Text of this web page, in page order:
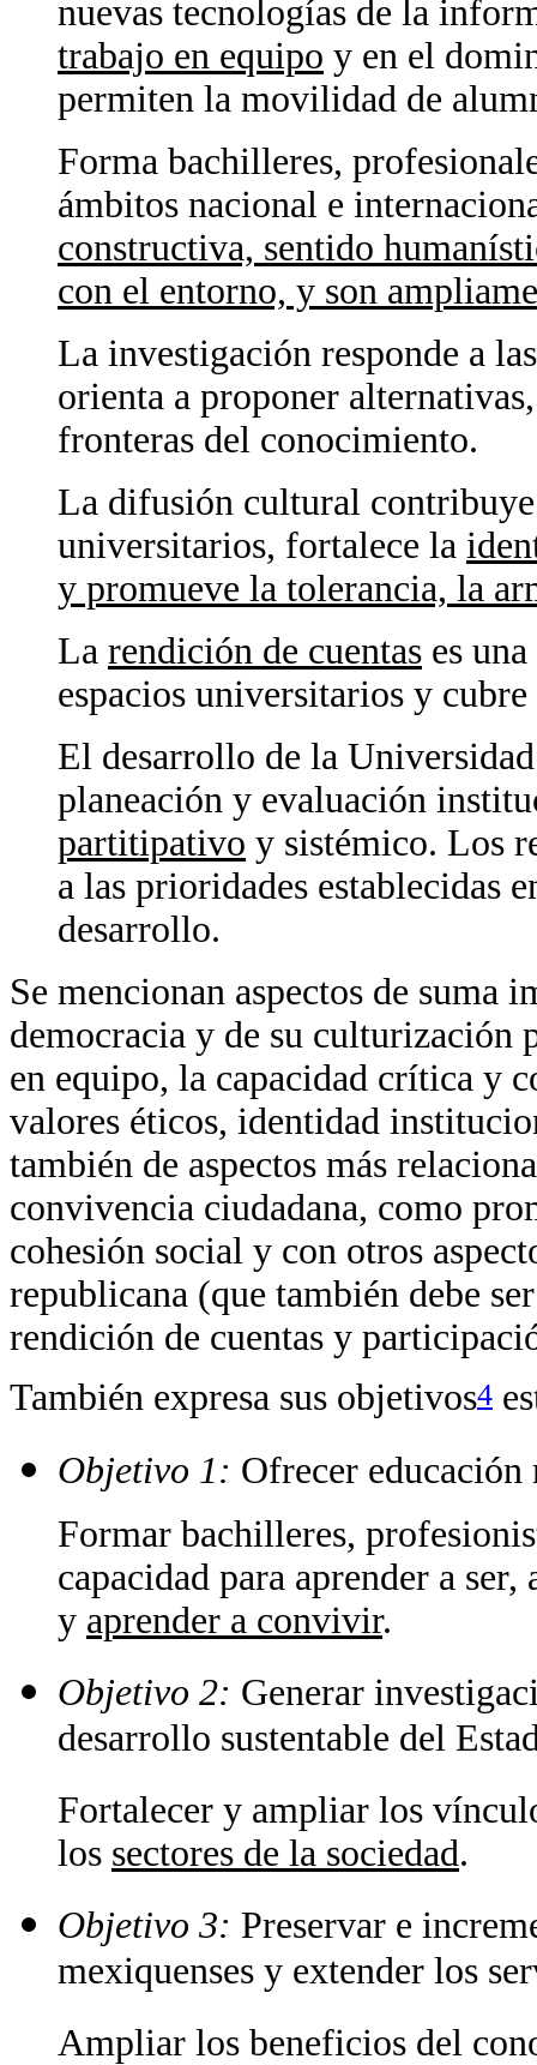
nuevas tecnologías de la
trabajo en equipo y en el
permiten la movilidad de
Forma bachilleres,
ámbitos nacional e
constructiva, sentido
con el entorno, y son
La investigación responde a
orienta a proponer
fronteras del conocimiento.
La difusión cultural
universitarios, fortalece la
y promueve la tolerancia, la
La rendición de cuentas es
espacios universitarios y
El desarrollo de la
planeación y evaluación
partitipativo y sistémico. Los
a las prioridades establecidas
desarrollo.
Se mencionan aspectos de suma
democracia y de su culturización
en equipo, la capacidad crítica y
valores éticos, identidad
también de aspectos más
convivencia ciudadana, como
cohesión social y con otros
republicana (que también debe
rendición de cuentas y
También expresa sus objetivos4
Objetivo 1: Ofrecer
Formar bachilleres,
capacidad para aprender a
y aprender a convivir.
Objetivo 2: Generar
desarrollo sustentable del
Fortalecer y ampliar los
los sectores de la sociedad.
Objetivo 3: Preservar e
mexiquenses y extender los
Ampliar los beneficios del